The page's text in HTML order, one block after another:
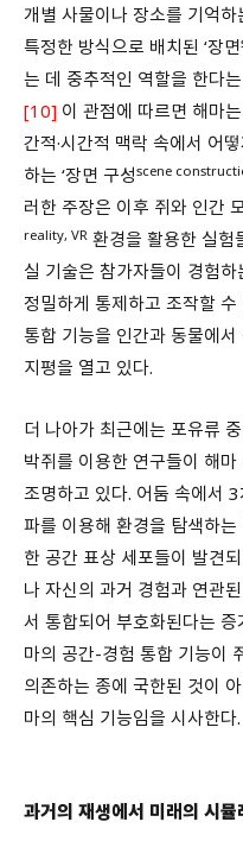
개별 사물이나 장소를 기억
특정한 방식으로 배치된 ‘장면
는 데 중추적인 역할을 한다
[10] 이 관점에 따르면 해마
간적·시간적 맥락 속에서 어
하는 ‘장면 구성scene
러한 주장은 이후 쥐와 인간
reality, VR 환경을 활용한 실험
실 기술은 참가자들이 경험
정밀하게 통제하고 조작할
통합 기능을 인간과 동물에
지평을 열고 있다.
더 나아가 최근에는 포유류
박쥐를 이용한 연구들이 해
조명하고 있다. 어둠 속에서
파를 이용해 환경을 탐색하
한 공간 표상 세포들이 발견
나 자신의 과거 경험과 연관
서 통합되어 부호화된다는
마의 공간-경험 통합 기능이
의존하는 종에 국한된 것이
마의 핵심 기능임을 시사한다.
과거의 재생에서 미래의 시뮬